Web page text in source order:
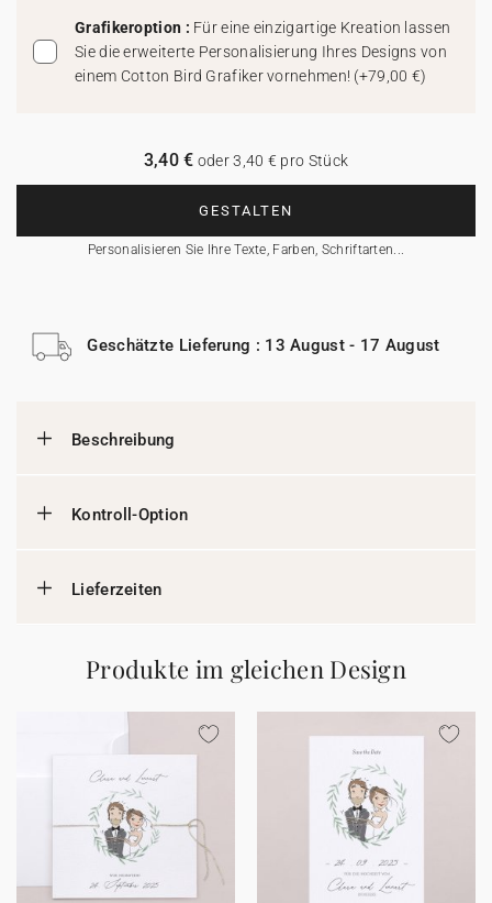
Grafikeroption : Für eine einzigartige Kreation lassen
Sie die erweiterte Personalisierung Ihres Designs von
einem Cotton Bird Grafiker vornehmen! (+79,00 €)
GESTALTEN
Personalisieren Sie Ihre Texte, Farben, Schriftarten...
3,40 € oder 3,40 € pro Stück
Geschätzte Lieferung : 13 August - 17 August
Beschreibung
Kontroll-Option
Lieferzeiten
Produkte im gleichen Design